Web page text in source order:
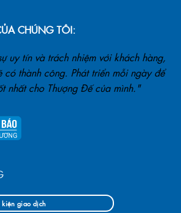
CHÚNG TÔI:
uy tín và trách nhiệm với khách hàng,
có thành công. Phát triển mỗi ngày để
nhất cho Thượng Đế của mình."
giao dịch